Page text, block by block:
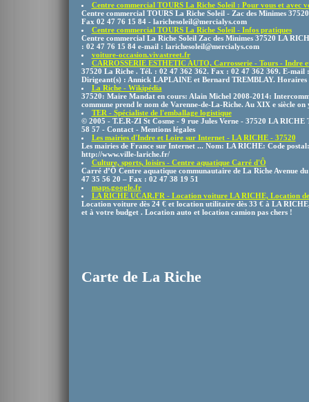
Centre commercial TOURS La Riche Soleil : Pour vous et avec
Centre commercial TOURS La Riche Soleil - Zac des Minimes
Fax 02 47 76 15 84 - larichesoleil@mercialys.com
Centre commercial TOURS La Riche Soleil - Infos pratiques
Centre commercial La Riche Soleil Zac des Minimes 37520 LA
: 02 47 76 15 84 e-mail : larichesoleil@mercialys.com
voiture-occasion.vivastreet.fr
CARROSSERIE ESTHETIC AUTO, Carrosserie - Tours - Indre
37520 La Riche . Tél. : 02 47 362 362. Fax : 02 47 362 369. E-mail
Dirigeant(s) : Annick LAPLAINE et Bernard TREMBLAY.
La Riche - Wikipédia
37520: Maire Mandat en cours: Alain Michel 2008-2014:
commune prend le nom de Varenne-de-La-Riche. Au XIX e siècle on
TER - Spécialiste de l'emballage logistique
© 2005 - T.E.R-ZI St Cosme - 9 rue Jules Verne - 37520 LA RICHE
58 57 - Contact - Mentions légales
Les mairies d'Indre et Loire sur Internet - LA RICHE - 37520
Les mairies de France sur Internet ... Nom: LA RICHE: Code
http://www.ville-lariche.fr/
Culture, sports, loisirs - Centre aquatique Carré d'Ô
Carré d’Ô Centre aquatique communautaire de La Riche Avenue
47 35 56 20 – Fax : 02 47 38 19 51
maps.google.fr
LA RICHE UCAR.FR - Location voiture LA RICHE, Location
Location voiture dès 24 € et location utilitaire dès 33 € à LA
et à votre budget . Location auto et location camion pas chers !
Carte de La Riche